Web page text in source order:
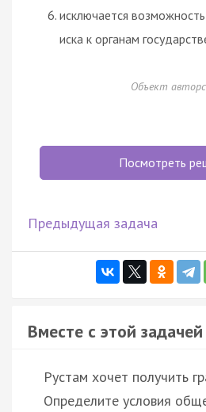
исключается
иска к органам
Объект
Посмотреть
Предыдущая задача
Вместе с этой
Рустам хочет получить
Определите условия